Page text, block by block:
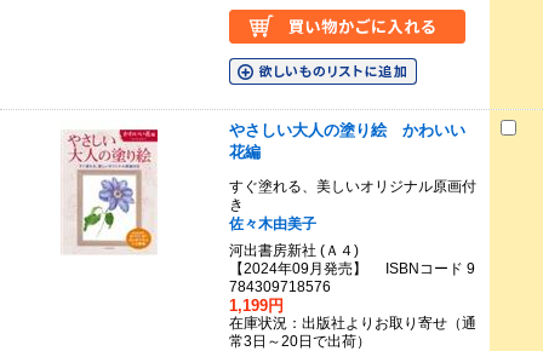
やさしい大人の塗り絵 かわいい
花編
すぐ塗れる、美しいオリジナル原画付
き
佐々木由美子
河出書房新社 (Ａ４)
【2024年09月発売】 ISBNコード 9
784309718576
1,199円
在庫状況：出版社よりお取り寄せ（通
常3日～20日で出荷）